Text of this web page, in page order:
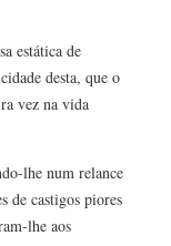
estática de
desta, que o
vez na vida
lhe num relance
de castigos piores
lhe aos